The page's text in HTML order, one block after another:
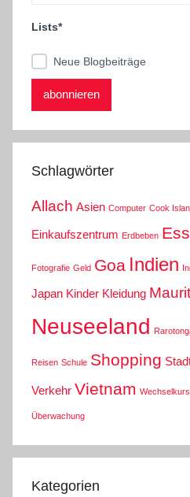
Lists*
Neue Blogbeiträge
Schlagwörter
Allach Asien Computer Cook
Einkaufszentrum Erdbeben
Fotografie Geld Goa Indien
Japan Kinder Kleidung
Neuseeland
Reisen Schule Shopping
Verkehr Vietnam Wechselkurs
Überwachung
Kategorien